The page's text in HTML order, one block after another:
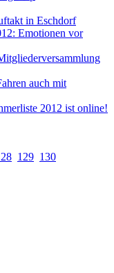
in Eschdorf
Emotionen vor
auch mit
2012 ist online!
129 130